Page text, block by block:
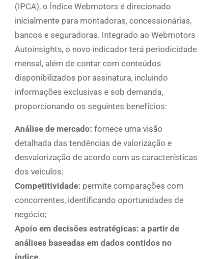
(IPCA), o Índice Webmotors é direcionado
inicialmente para montadoras, concessionárias,
bancos e seguradoras. Integrado ao Webmotors
Autoinsights, o novo indicador terá periodicidade
mensal, além de contar com conteúdos
disponibilizados por assinatura, incluindo
informações exclusivas e sob demanda,
proporcionando os seguintes benefícios:
Análise de mercado: fornece uma visão
detalhada das tendências de valorização e
desvalorização de acordo com as características
dos veículos;
Competitividade: permite comparações com
concorrentes, identificando oportunidades de
negócio;
Apoio em decisões estratégicas: a partir de
análises baseadas em dados contidos no